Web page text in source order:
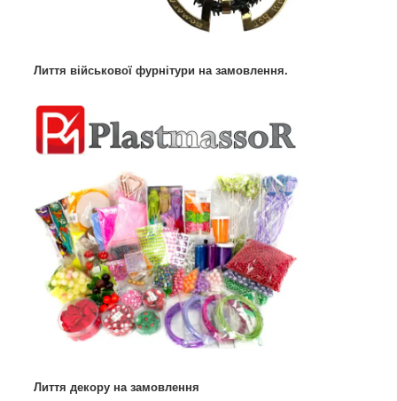
Лиття військової фурнітури на замовлення.
Лиття декору на замовлення